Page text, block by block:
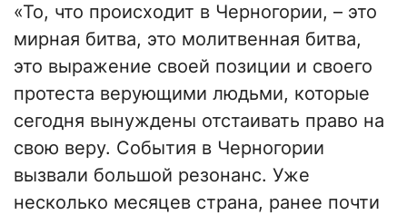
«То, что происходит в Черногории, – это
мирная битва, это молитвенная битва,
это выражение своей позиции и своего
протеста верующими людьми, которые
сегодня вынуждены отстаивать право на
свою веру. События в Черногории
вызвали большой резонанс. Уже
несколько месяцев страна, ранее почти